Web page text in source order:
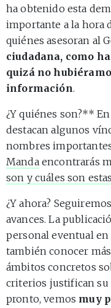
ha obtenido esta
importante a la hora
quiénes asesoran al
ciudadana, como
quizá no
información.
¿Y quiénes son?**
destacan algunos
nombres
Mandaencontrarás
son y cuáles son
¿Y ahora?
avances. La
personal eventual en
también conocer
ámbitos concretos
criterios justifican su
pronto, vemos muy